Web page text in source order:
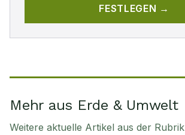
FESTLEGEN →
Mehr aus Erde & Umwelt
Weitere aktuelle Artikel aus der Rubrik